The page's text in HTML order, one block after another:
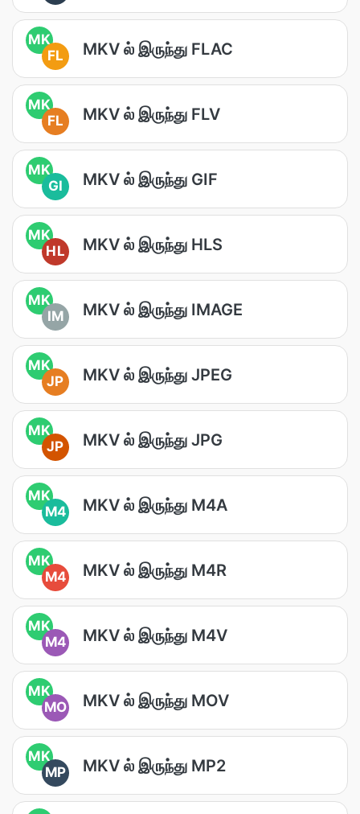
MK
FL
MKV ல் இருந்து FLAC
MK
FL
MKV ல் இருந்து FLV
MK
GI
MKV ல் இருந்து GIF
MK
HL
MKV ல் இருந்து HLS
MK
IM
MKV ல் இருந்து IMAGE
MK
JP
MKV ல் இருந்து JPEG
MK
JP
MKV ல் இருந்து JPG
MK
M4
MKV ல் இருந்து M4A
MK
M4
MKV ல் இருந்து M4R
MK
M4
MKV ல் இருந்து M4V
MK
MO
MKV ல் இருந்து MOV
MK
MP
MKV ல் இருந்து MP2